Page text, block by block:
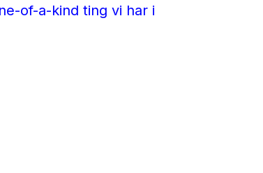
of-a-kind ting vi har i